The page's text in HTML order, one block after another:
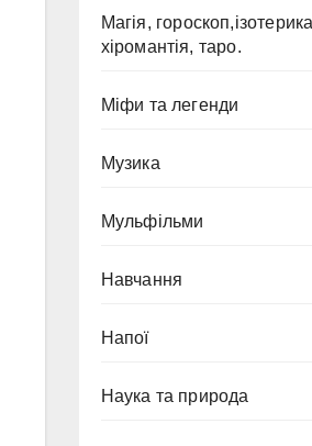
Магія,
хіромантія, таро.
Міфи та легенди
Музика
Мульфільми
Навчання
Напої
Наука та природа